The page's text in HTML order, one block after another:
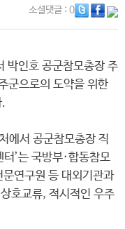
소셜댓글: 0
박인호 공군참모총장 주
군으로의 도약을 위한
.
에서 공군참모총장 직
’는 국방부·합동참모
연구원 등 대외기관과
호교류, 적시적인 우주